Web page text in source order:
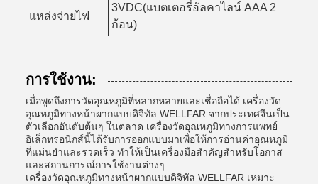
แหล่งจ่ายไฟ
3VDC(แบตเตอรี่อัลคาไลน์ AAA 2
ก้อน)
การใช้งาน:
เมื่อพูดถึงการวัดอุณหภูมิที่หลากหลายและเชื่อถือได้ เครื่องวัด
อุณหภูมิทางหน้าผากแบบดิจิทัล WELLFAR จากประเทศจีนเป็น
ตัวเลือกอันดับต้นๆ ในตลาด เครื่องวัดอุณหภูมิทางการแพทย์
อิเล็กทรอนิกส์นี้ได้รับการออกแบบมาเพื่อให้การอ่านค่าอุณหภูมิ
ที่แม่นยำและรวดเร็ว ทำให้เป็นเครื่องมือสำคัญสำหรับโอกาส
และสถานการณ์การใช้งานต่างๆ
เครื่องวัดอุณหภูมิทางหน้าผากแบบดิจิทัล WELLFAR เหมาะ